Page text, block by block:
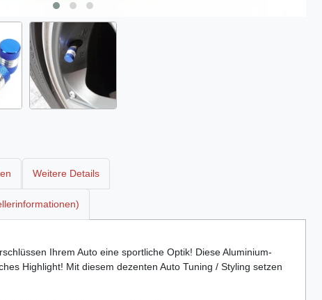
Weitere Details
Ihrem Auto eine sportliche Optik! Diese Aluminium-
Highlight! Mit diesem dezenten Auto Tuning / Styling setzen